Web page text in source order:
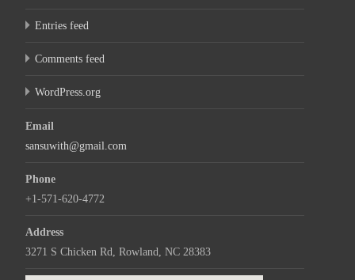
Entries feed
Comments feed
WordPress.org
Email
sansuwith@gmail.com
Phone
+1-571-620-4772
Address
3271 S Chicken Rd, Rowland, NC 28383